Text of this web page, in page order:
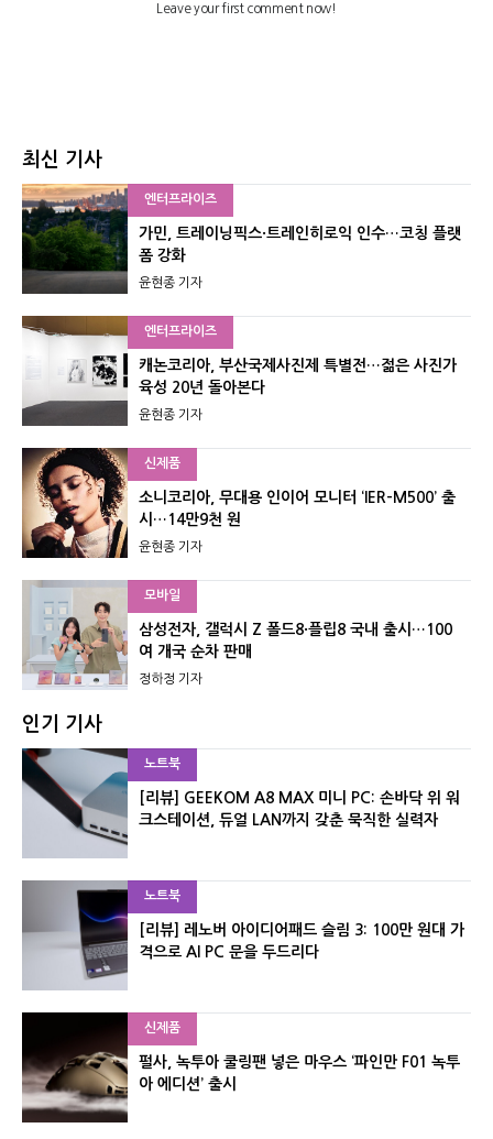
최신 기사
엔터프라이즈
가민, 트레이닝픽스·트레인히로익 인수…코칭 플랫
폼 강화
윤현종 기자
엔터프라이즈
캐논코리아, 부산국제사진제 특별전…젊은 사진가
육성 20년 돌아본다
윤현종 기자
신제품
소니코리아, 무대용 인이어 모니터 ‘IER-M500’ 출
시…14만9천 원
윤현종 기자
모바일
삼성전자, 갤럭시 Z 폴드8·플립8 국내 출시…100
여 개국 순차 판매
정하정 기자
인기 기사
노트북
[리뷰] GEEKOM A8 MAX 미니 PC: 손바닥 위 워
크스테이션, 듀얼 LAN까지 갖춘 묵직한 실력자
노트북
[리뷰] 레노버 아이디어패드 슬림 3: 100만 원대 가
격으로 AI PC 문을 두드리다
신제품
펄사, 녹투아 쿨링팬 넣은 마우스 ‘파인만 F01 녹투
아 에디션’ 출시